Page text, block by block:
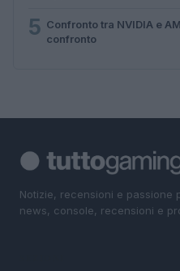
5 Confronto tra NVIDIA e
confronto
Notizie, recensioni e passione
news, console, recensioni e